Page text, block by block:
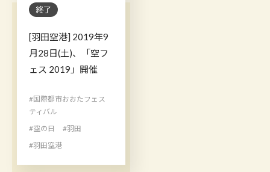
終了
[羽田空港] 2019年9
月28日(土)、「空フ
ェス 2019」開催
#国際都市おおたフェス
ティバル
#空の日
#羽田
#羽田空港